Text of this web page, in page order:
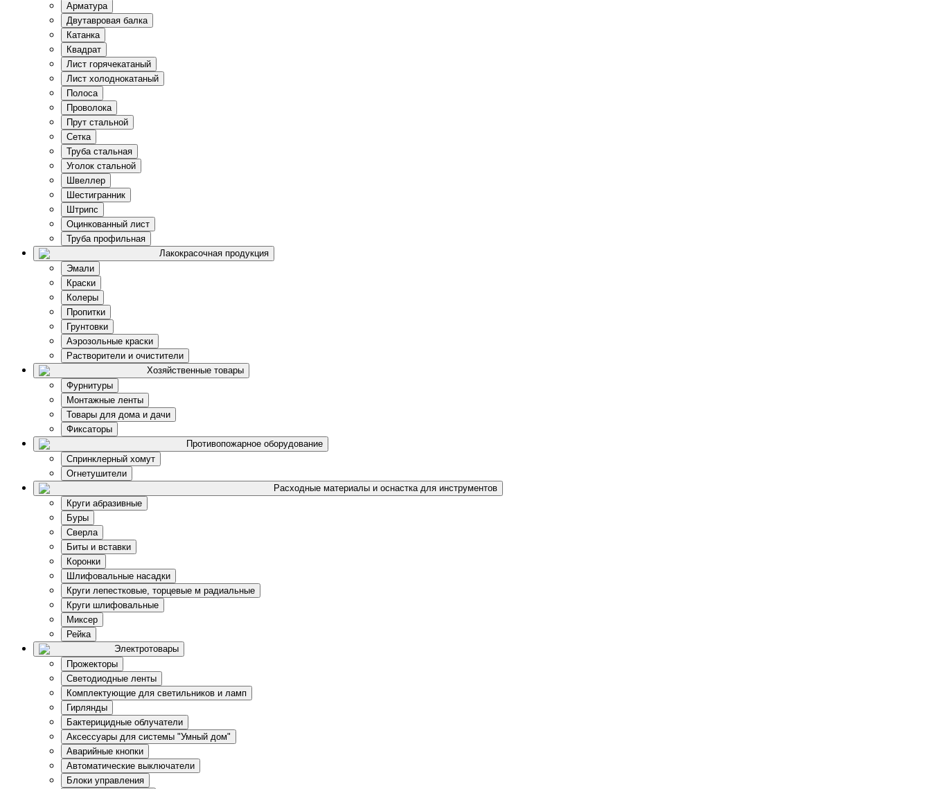
Арматура
Двутавровая балка
Катанка
Квадрат
Лист горячекатаный
Лист холоднокатаный
Полоса
Проволока
Прут стальной
Сетка
Труба стальная
Уголок стальной
Швеллер
Шестигранник
Штрипс
Оцинкованный лист
Труба профильная
Лакокрасочная продукция
Эмали
Краски
Колеры
Пропитки
Грунтовки
Аэрозольные краски
Растворители и очистители
Хозяйственные товары
Фурнитуры
Монтажные ленты
Товары для дома и дачи
Фиксаторы
Противопожарное оборудование
Спринклерный хомут
Огнетушители
Расходные материалы и оснастка для инструментов
Круги абразивные
Буры
Сверла
Биты и вставки
Коронки
Шлифовальные насадки
Круги лепестковые, торцевые м радиальные
Круги шлифовальные
Миксер
Рейка
Электротовары
Прожекторы
Светодиодные ленты
Комплектующие для светильников и ламп
Гирлянды
Бактерицидные облучатели
Аксессуары для системы "Умный дом"
Аварийные кнопки
Автоматические выключатели
Блоки управления